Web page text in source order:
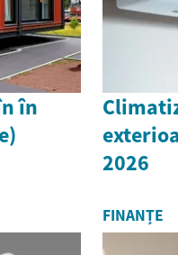
în
2026
FINANȚE